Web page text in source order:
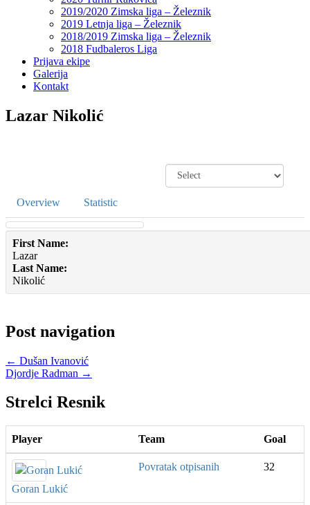
2019/2020 Zimska liga – Železnik
2019 Letnja liga – Železnik
2018/2019 Zimska liga – Železnik
2018 Fudbaleros Liga
Prijava ekipe
Galerija
Kontakt
Lazar Nikolić
Overview Statistic
First Name:
Lazar
Last Name:
Nikolić
Post navigation
← Dušan Ivanović
Djordje Radman →
Strelci Resnik
Player Team Goal
Goran Lukić
Povratak otpisanih 32